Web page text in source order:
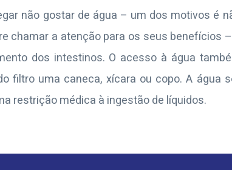
não gostar de água – um dos motivos é
chamar a atenção para os seus benefícios
dos intestinos. O acesso à água
filtro uma caneca, xícara ou copo. A água
restrição médica à ingestão de líquidos.